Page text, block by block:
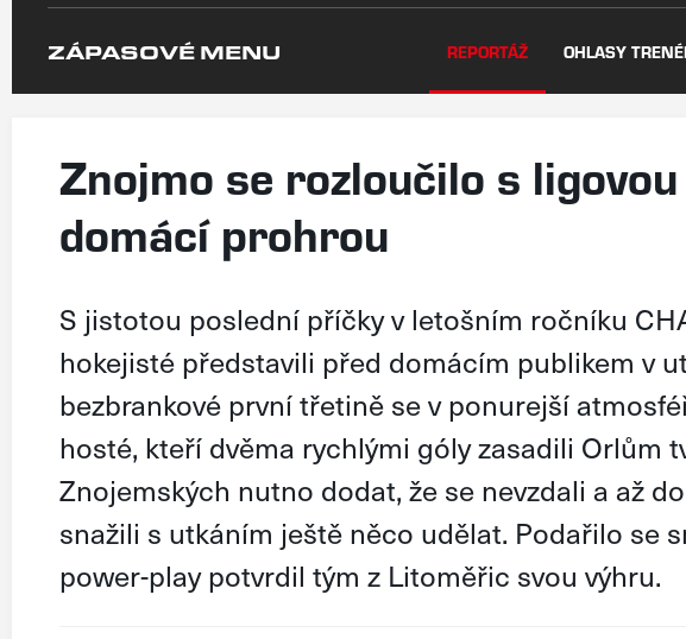
ZÁPASOVÉ MENU REPORTÁŽ OHLASY
Znojmo se rozloučilo s
domácí prohrou
S jistotou poslední příčky v letošním ročníku
hokejisté představili před domácím publikem v
bezbrankové první třetině se v ponurejší
hosté, kteří dvěma rychlými góly zasadili Orlům
Znojemských nutno dodat, že se nevzdali a až
snažili s utkáním ještě něco udělat. Podařilo se
power-play potvrdil tým z Litoměřic svou výhru.